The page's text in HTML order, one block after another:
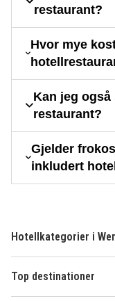
restaurant?
Hvor mye
Kan jeg
restaurant?
Gjelder
inkludert
Hotellkategorier i
Top destinationer